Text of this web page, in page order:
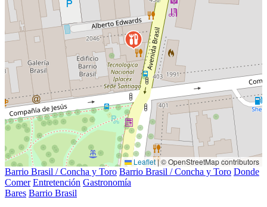
Leaflet|© OpenStreetMap contributors
Barrio Brasil / Concha y Toro Barrio Brasil / Concha y Toro Donde
Comer Entretención Gastronomía
Bares Barrio Brasil